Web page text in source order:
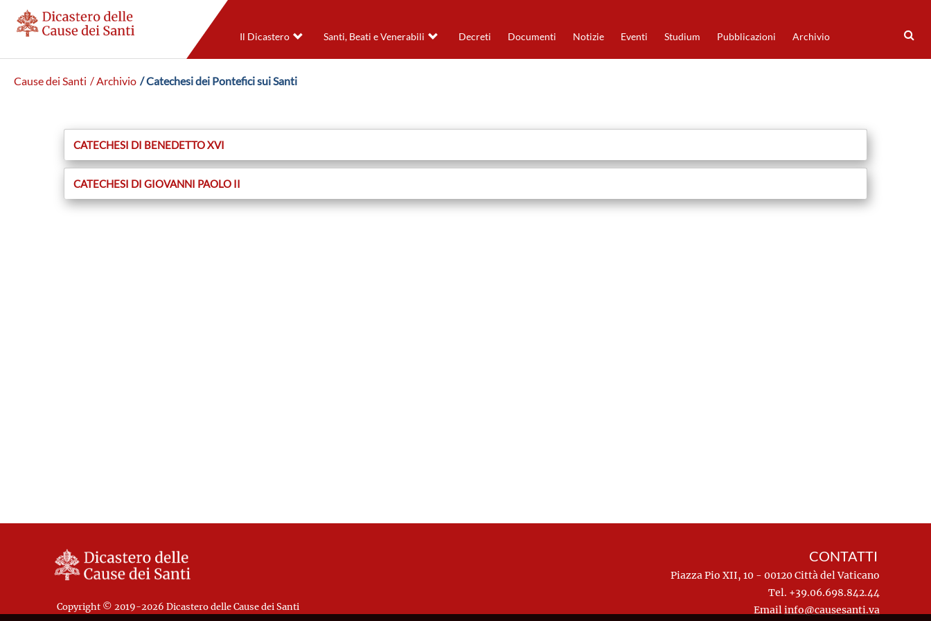
Il Dicastero Santi, Beati e Venerabili Decreti Documenti Notizie Eventi Studium Pubblicazioni Archivio
Cause dei Santi / Archivio / Catechesi dei Pontefici sui Santi
CATECHESI DI BENEDETTO XVI
CATECHESI DI GIOVANNI PAOLO II
Copyright © 2019-2026 Dicastero delle Cause dei Santi
CONTATTI
Piazza Pio XII, 10 - 00120 Città del Vaticano
Tel. +39.06.698.842.44
Emailinfo@causesanti.va